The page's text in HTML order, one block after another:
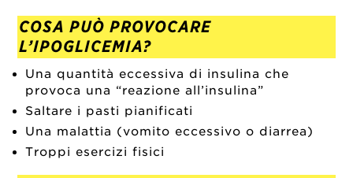
COSA PUÒ PROVOCARE
L’IPOGLICEMIA?
Una quantità eccessiva di insulina che
provoca una “reazione all’insulina”
Saltare i pasti pianificati
Una malattia (vomito eccessivo o diarrea)
Troppi esercizi fisici